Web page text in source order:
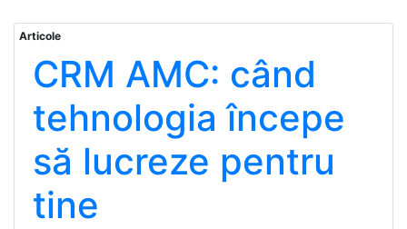
Articole
CRM AMC: când
tehnologia începe
să lucreze pentru
tine